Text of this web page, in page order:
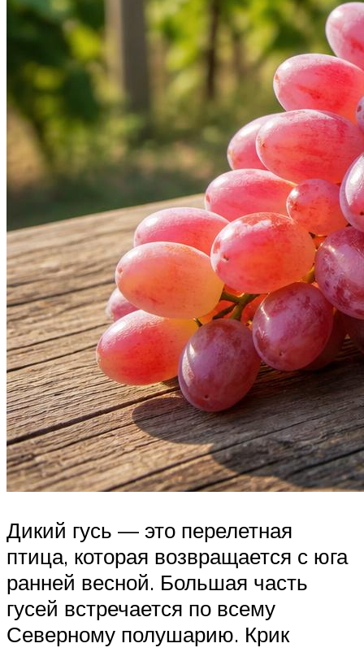
Дикий гусь — это перелетная
птица, которая возвращается с юга
ранней весной. Большая часть
гусей встречается по всему
Северному полушарию. Крик